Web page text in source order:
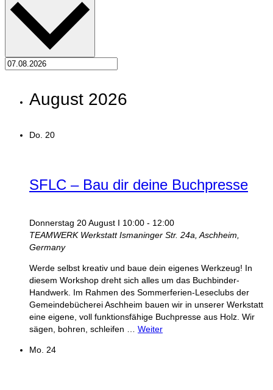
August 2026
Do. 20
SFLC – Bau dir deine Buchpresse
Donnerstag 20 August I 10:00 - 12:00
TEAMWERK WerkstattIsmaninger Str. 24a, Aschheim,
Germany
Werde selbst kreativ und baue dein eigenes Werkzeug! In
diesem Workshop dreht sich alles um das Buchbinder-
Handwerk. Im Rahmen des Sommerferien-Leseclubs der
Gemeindebücherei Aschheim bauen wir in unserer Werkstatt
eine eigene, voll funktionsfähige Buchpresse aus Holz. Wir
sägen, bohren, schleifen … Weiter
Mo. 24